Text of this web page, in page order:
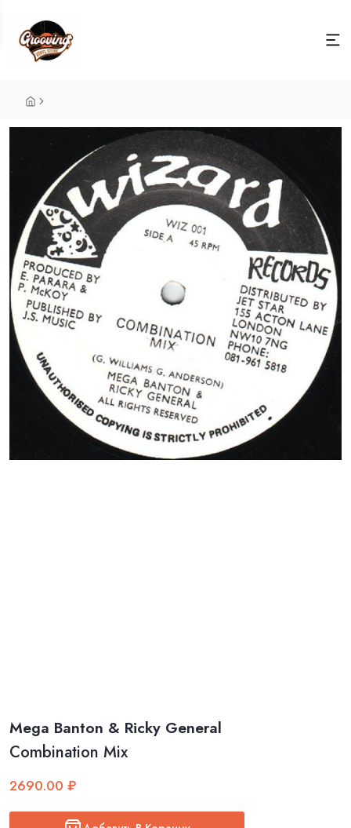
Mega Banton & Ricky General
Combination Mix
2690.00 ₽